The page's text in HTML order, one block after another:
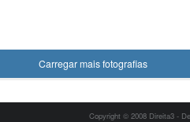
Carregar mais fotografias
Copyright © 2008 Direita3 -